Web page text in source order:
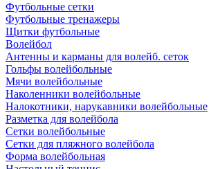
Футбольные сетки
Футбольные тренажеры
Щитки футбольные
Волейбол
Антенны и карманы для волейб. сеток
Гольфы волейбольные
Мячи волейбольные
Наколенники волейбольные
Налокотники, нарукавники волейбольные
Разметка для волейбола
Сетки волейбольные
Сетки для пляжного волейбола
Форма волейбольная